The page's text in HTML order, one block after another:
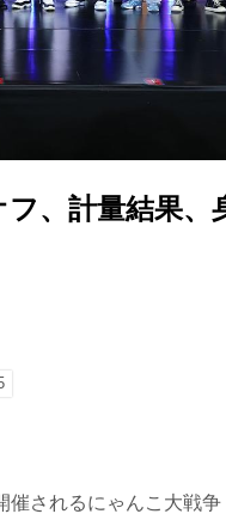
、計量結果、
されるにゃんこ大戦